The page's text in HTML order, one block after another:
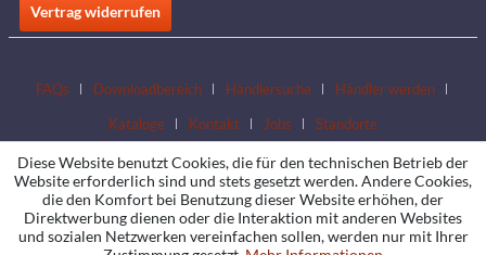
Vertrag widerrufen
FAQs Downloadbereich Händlersuche
Händler werden
Kataloge
Kontakt Jobs Standorte
Diese Website benutzt Cookies, die für den technischen Betrieb der
Website erforderlich sind und stets gesetzt werden. Andere Cookies,
die den Komfort bei Benutzung dieser Website erhöhen, der
Direktwerbung dienen oder die Interaktion mit anderen Websites
und sozialen Netzwerken vereinfachen sollen, werden nur mit Ihrer